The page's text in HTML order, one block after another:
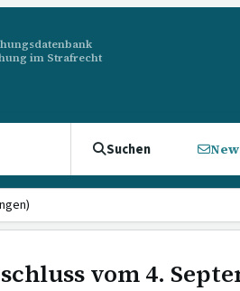
im Strafrecht
Suchen
vom 4.